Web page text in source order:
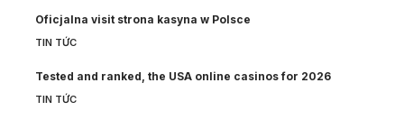
Oficjalna visit strona kasyna w Polsce
TIN TỨC
Tested and ranked, the USA online casinos for 2026
TIN TỨC